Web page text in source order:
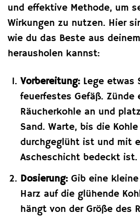
und effektive Methode, um
Wirkungen zu nutzen. Hier
wie du das Beste aus
herausholen kannst:
Vorbereitung:Lege etwas
feuerfestes Gefäß. Zünde
Räucherkohle an und
Sand. Warte, bis die
durchgeglüht ist und mit
Ascheschicht bedeckt ist.
Dosierung:Gib eine kleine
Harz auf die glühende
hängt von der Größe des